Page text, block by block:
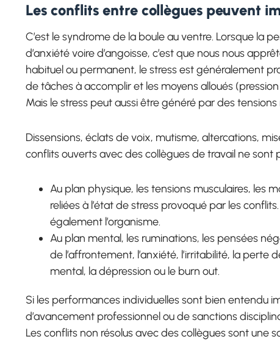
Les conflits entre collègues peuvent
C’est le syndrome de la boule au ventre. Lorsque la
d’anxiété voire d’angoisse, c’est que nous nous
habituel ou permanent, le stress est généralement
de tâches à accomplir et les moyens alloués
Mais le stress peut aussi être généré par des tensions
Dissensions, éclats de voix, mutisme, altercations,
conflits ouverts avec des collègues de travail ne sont
Au plan physique, les tensions musculaires,
reliées à l’état de stress provoqué par les
également l’organisme.
Au plan mental, les ruminations, les pensées
de l’affrontement, l’anxiété, l’irritabilité, la perte
mental, la dépression ou le burn out.
Si les performances individuelles sont bien entendu
d’avancement professionnel ou de sanctions
Les conflits non résolus avec des collègues sont